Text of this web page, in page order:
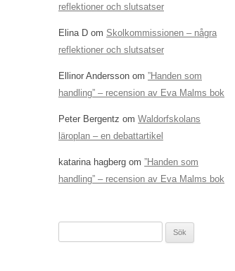
reflektioner och slutsatser
Elina D om Skolkommissionen – några
reflektioner och slutsatser
Ellinor Andersson om ”Handen som
handling” – recension av Eva Malms bok
Peter Bergentz om Waldorfskolans
läroplan – en debattartikel
katarina hagberg om ”Handen som
handling” – recension av Eva Malms bok
efter: